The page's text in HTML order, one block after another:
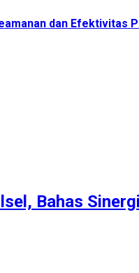
dan Efektivitas
Bahas